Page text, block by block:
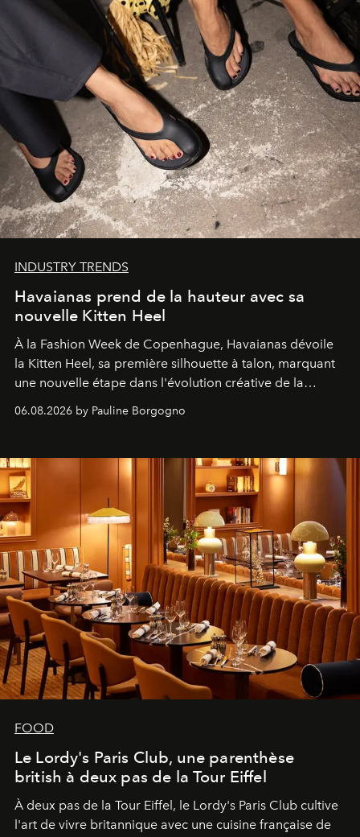
INDUSTRY TRENDS
Havaianas prend de la hauteur avec sa
nouvelle Kitten Heel
À la Fashion Week de Copenhague, Havaianas dévoile
la Kitten Heel, sa première silhouette à talon, marquant
une nouvelle étape dans l'évolution créative de la
06.08.2026 by Pauline Borgogno
FOOD
Le Lordy's Paris Club, une parenthèse
british à deux pas de la Tour Eiffel
À deux pas de la Tour Eiffel, le Lordy's Paris Club cultive
l'art de vivre britannique avec une cuisine française de